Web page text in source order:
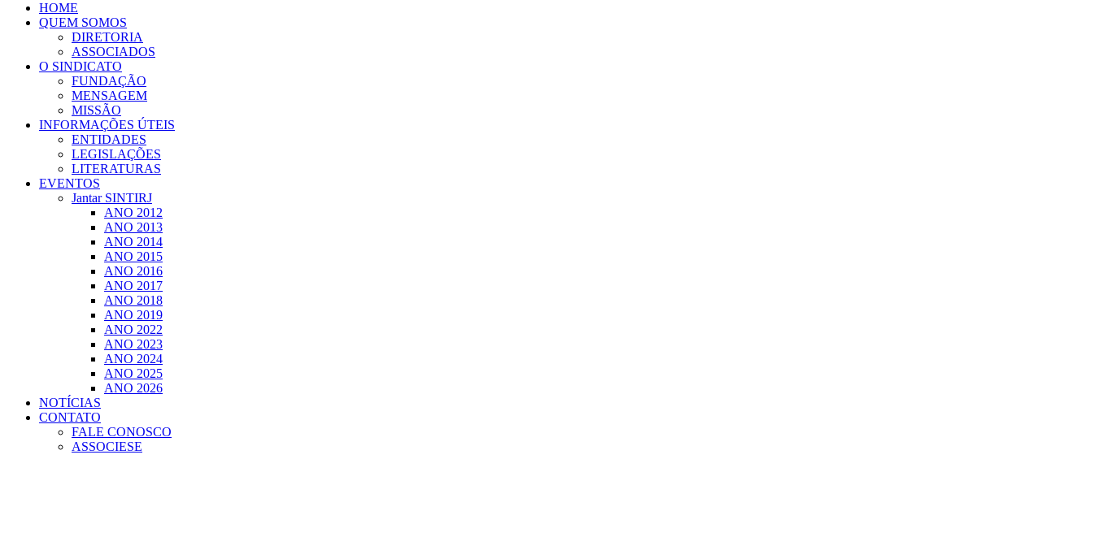
HOME
QUEM SOMOS
DIRETORIA
ASSOCIADOS
O SINDICATO
FUNDAÇÃO
MENSAGEM
MISSÃO
INFORMAÇÕES ÚTEIS
ENTIDADES
LEGISLAÇÕES
LITERATURAS
EVENTOS
Jantar SINTIRJ
ANO 2012
ANO 2013
ANO 2014
ANO 2015
ANO 2016
ANO 2017
ANO 2018
ANO 2019
ANO 2022
ANO 2023
ANO 2024
ANO 2025
ANO 2026
NOTÍCIAS
CONTATO
FALE CONOSCO
ASSOCIESE